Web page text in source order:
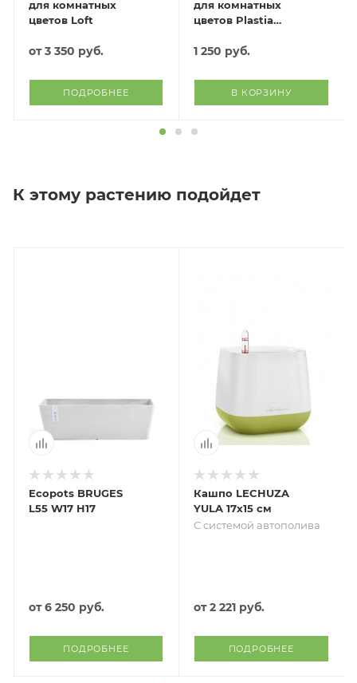
для комнатных
цветов Loft
от3 350 руб.
ПОДРОБНЕЕ
для комнатных
цветов Plastia
1 250 руб.
В КОРЗИНУ
К этому растению подойдет
Ecopots BRUGES
L55 W17 H17
от6 250 руб.
ПОДРОБНЕЕ
Кашпо LECHUZA
YULA 17х15 см
С системой автополива
от2 221 руб.
ПОДРОБНЕЕ